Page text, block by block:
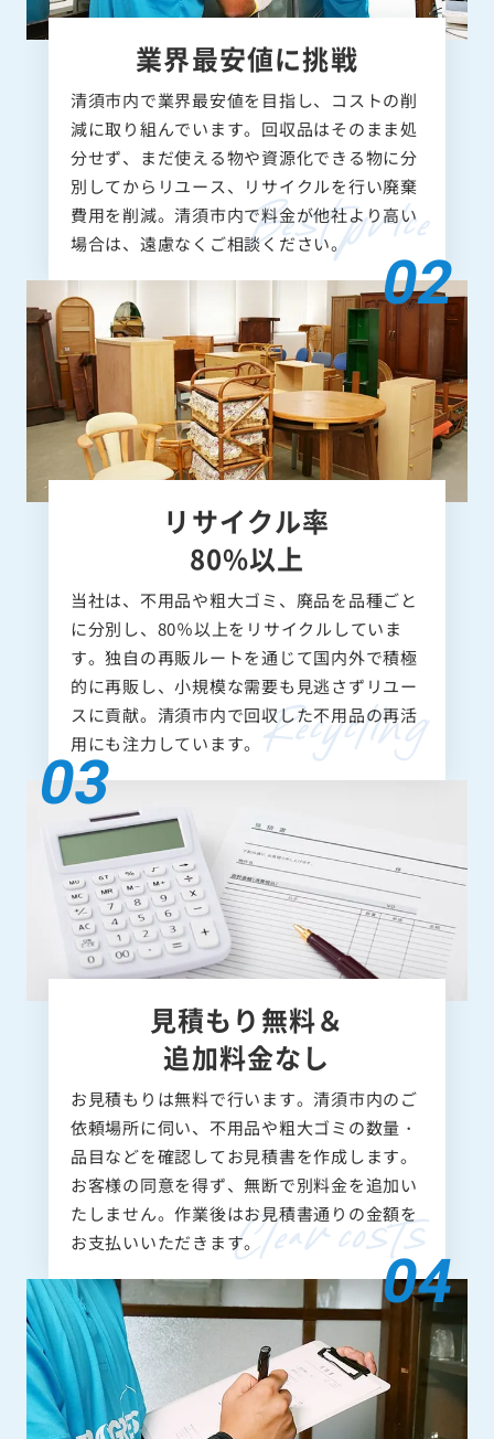
業界最安値に挑戦
清須市内で業界最安値を目指し、コストの削
減に取り組んでいます。回収品はそのまま処
分せず、まだ使える物や資源化できる物に分
別してからリユース、リサイクルを行い廃棄
費用を削減。清須市内で料金が他社より高い
場合は、遠慮なくご相談ください。
リサイクル率
80%以上
当社は、不用品や粗大ゴミ、廃品を品種ごと
に分別し、80％以上をリサイクルしていま
す。独自の再販ルートを通じて国内外で積極
的に再販し、小規模な需要も見逃さずリユー
スに貢献。清須市内で回収した不用品の再活
用にも注力しています。
見積もり無料＆
追加料金なし
お見積もりは無料で行います。清須市内のご
依頼場所に伺い、不用品や粗大ゴミの数量・
品目などを確認してお見積書を作成します。
お客様の同意を得ず、無断で別料金を追加い
たしません。作業後はお見積書通りの金額を
お支払いいただきます。